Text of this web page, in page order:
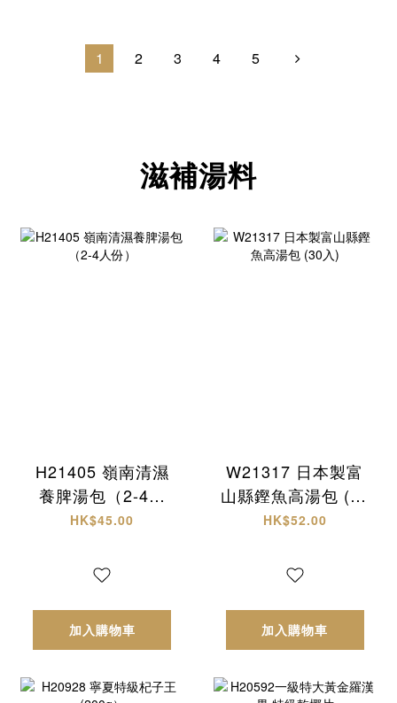
1 2 3 4 5
滋補湯料
H21405 嶺南清濕
養脾湯包（2-4人
份）
HK$45.00
加入購物車
W21317 日本製富
山縣鏗魚高湯包 (30
入)
HK$52.00
加入購物車